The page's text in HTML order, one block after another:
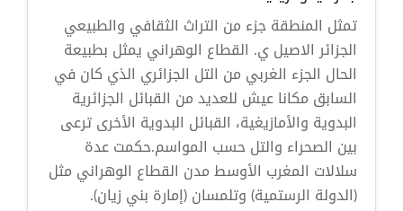
تمثل المنطقة جزء من التراث الثقافي والطبيعي
الجزائر الاصيل ي. القطاع الوهراني يمثل بطبيعة
الحال الجزء الغربي من التل الجزائري الذي كان في
السابق مكانا عيش للعديد من القبائل الجزائرية
البدوية والأمازيغية، القبائل البدوية الأخرى ترعى
بين الصحراء والتل حسب المواسم.حكمت عدة
سلالات المغرب الأوسط مدن القطاع الوهراني مثل
(الدولة الرستمية) وتلمسان (إمارة بني زيان).